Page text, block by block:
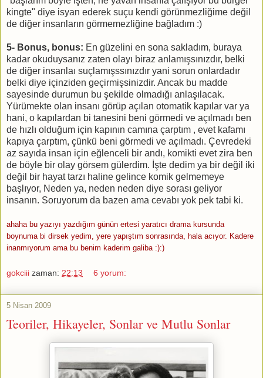
kingte" diye isyan ederek suçu kendi görünmezliğime değil
de diğer insanların görmemezliğine bağladım :)
5- Bonus, bonus: En güzelini en sona sakladım, buraya
kadar okuduysanız zaten olayı biraz anlamışsınızdır, belki
de diğer insanlaı suçlamışssınızdır yani sorun onlardadır
belki diye içinziden geçirmişsinizdir. Ancak bu madde
sayesinde durumun bu şekilde olmadığı anlaşılacak.
Yürümekte olan insanı görüp açılan otomatik kapılar var ya
hani, o kapılardan bi tanesini beni görmedi ve açılmadı ben
de hızlı olduğum için kapının camına çarptım , evet kafamı
kapıya çarptım, çünkü beni görmedi ve açılmadı. Çevredeki
az sayıda insan için eğlenceli bir andı, komikti evet zira ben
de böyle bir olay görsem gülerdim. İşte dedim ya bir değil iki
değil bir hayat tarzı haline gelince komik gelmemeye
başlıyor, Neden ya, neden neden diye sorası geliyor
insanın. Soruyorum da bazen ama cevabı yok pek tabi ki.
ahaha bu yazıyı yazdığım günün ertesi yaratıcı drama kursunda
boynuma bi dirsek yedim, yere yapıştım sonrasında, hala acıyor. Kadere
inanmıyorum ama bu benim kaderim galiba :):)
gokciii zaman: 22:13 6 yorum:
5 Nisan 2009
Teoriler, Hikayeler, Sonlar ve Mutlu Sonlar